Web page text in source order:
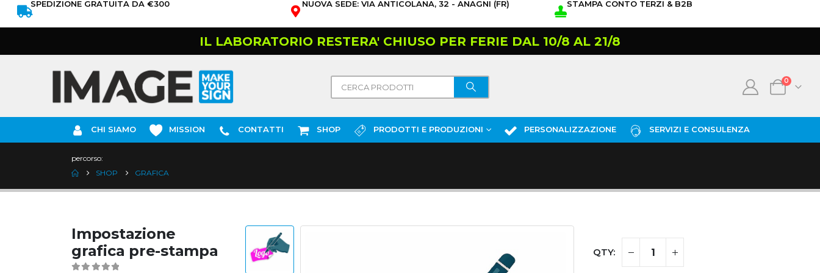
SPEDIZIONE GRATUITA DA €300 NUOVA SEDE: VIA ANTICOLANA, 32 - ANAGNI (FR) STAMPA CONTO TERZI & B2B
IL LABORATORIO RESTERA' CHIUSO PER FERIE DAL 10/8 AL 21/8
0
CHI SIAMO MISSION CONTATTI SHOP PRODOTTI E PRODUZIONI PERSONALIZZAZIONE SERVIZI E CONSULENZA
percorso:
SHOP
GRAFICA
Impostazione
grafica pre-stampa